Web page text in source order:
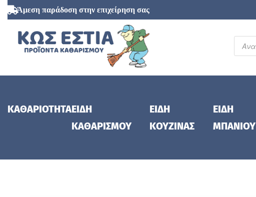
Άμεση παράδοση στην επιχείρηση σας
ΚΑΘΑΡΙΟΤΗΤΑΕΙΔΗ
ΚΑΘΑΡΙΣΜΟΥ
ΕΙΔΗ
ΚΟΥΖΙΝΑΣ
ΕΙΔΗ
ΜΠΑΝΙΟΥ